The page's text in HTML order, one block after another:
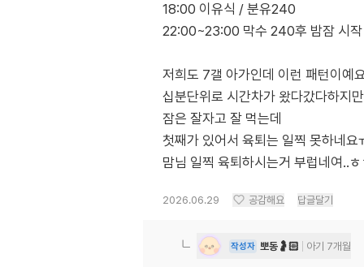
18:00 이유식 / 분유240
22:00~23:00 막수 240후 밤잠 시작
저희도 7갤 아가인데 이런 패턴이예
십분단위로 시간차가 왔다갔다하지만
잠은 잘자고 잘 먹는데
첫째가 있어서 육퇴는 일찍 못하네요
맘님 일찍 육퇴하시는거 부럽네여..ㅎ
2026.06.29 공감해요 답글달기
작성자 뽀동🤰🏻 아기 7개월